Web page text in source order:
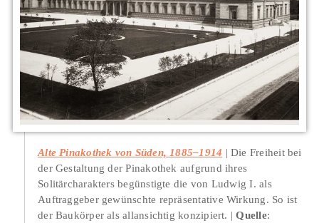
Alte Pinakothek von Süden, 1885–1914
Die Freiheit bei
der Gestaltung der Pinakothek aufgrund ihres
Solitärcharakters begünstigte die von Ludwig I. als
Auftraggeber gewünschte repräsentative Wirkung. So ist
der Baukörper als allansichtig konzipiert.
Quelle: